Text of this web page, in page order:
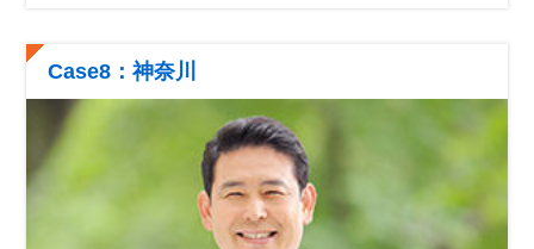
Case8：神奈川